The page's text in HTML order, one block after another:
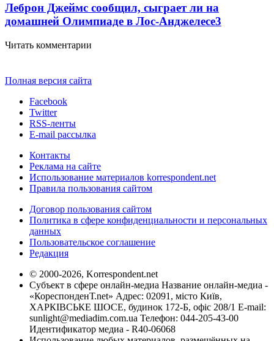
Леброн Джеймс сообщил, сыграет ли на
домашней Олимпиаде в Лос-Анджелесе3
Читать комментарии
Полная версия сайта
Facebook
Twitter
RSS-ленты
E-mail рассылка
Контакты
Реклама на сайте
Использование материалов korrespondent.net
Правила пользования сайтом
Договор пользования сайтом
Политика в сфере конфиденциальности и персональных
данных
Пользовательское соглашение
Редакция
© 2000-2026, Korrespondent.net
Субъект в сфере онлайн-медиа Название онлайн-медиа -
«КореспонденТ.net» Адрес: 02091, місто Київ,
ХАРКІВСЬКЕ ШОСЕ, будинок 172-Б, офіс 208/1 E-mail:
sunlight@mediadim.com.ua Телефон: 044-205-43-00
Идентификатор медиа - R40-06068